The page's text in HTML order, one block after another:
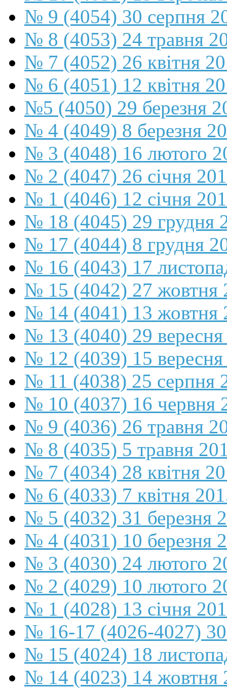
№ 9 (4054) 30 серпня
№ 8 (4053) 24 травня
№ 7 (4052) 26 квітня
№ 6 (4051) 12 квітня
№5 (4050) 29 березня
№ 4 (4049) 8 березня
№ 3 (4048) 16 лютого
№ 2 (4047) 26 січня
№ 1 (4046) 12 січня
№ 18 (4045) 29 грудня
№ 17 (4044) 8 грудня
№ 16 (4043) 17
№ 15 (4042) 27 жовтня
№ 14 (4041) 13 жовтня
№ 13 (4040) 29
№ 12 (4039) 15
№ 11 (4038) 25 серпня
№ 10 (4037) 16 червня
№ 9 (4036) 26 травня
№ 8 (4035) 5 травня
№ 7 (4034) 28 квітня
№ 6 (4033) 7 квітня
№ 5 (4032) 31 березня
№ 4 (4031) 10 березня
№ 3 (4030) 24 лютого
№ 2 (4029) 10 лютого
№ 1 (4028) 13 січня
№ 16-17 (4026-4027) 30
№ 15 (4024) 18
№ 14 (4023) 14 жовтня